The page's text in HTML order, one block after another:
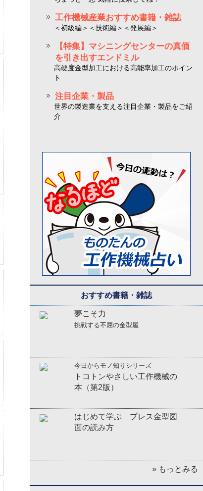
工作機械産業おすすめ書籍・雑誌
＜初級編＞＜技術編＞＜発展編＞
【特集】マシニングセンターの真価
を引き出すエンドミル
高硬度金型加工における高能率加工のポイン
ト
注目企業・製品
世界の製造業を支える注目企業・製品をご紹
介
おすすめ書籍・雑誌
夢こそ力
挑戦する不屈の金型屋
今日からモノ知りシリーズ
トコトンやさしい工作機械の
本（第2版）
はじめて学ぶ プレス金型図
面の読み方
» もっとみる